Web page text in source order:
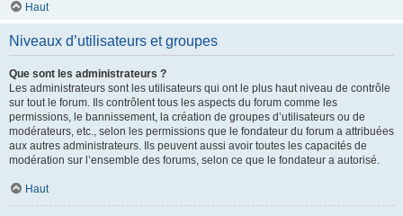
Haut
Niveaux d’utilisateurs et groupes
Que sont les administrateurs ?
Les administrateurs sont les utilisateurs qui ont le plus haut niveau de contrôle
sur tout le forum. Ils contrôlent tous les aspects du forum comme les
permissions, le bannissement, la création de groupes d’utilisateurs ou de
modérateurs, etc., selon les permissions que le fondateur du forum a attribuées
aux autres administrateurs. Ils peuvent aussi avoir toutes les capacités de
modération sur l’ensemble des forums, selon ce que le fondateur a autorisé.
Haut